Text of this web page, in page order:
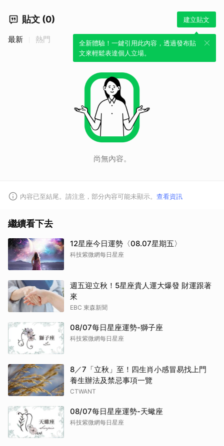
貼文 (0) 建立貼文
全新體驗！一鍵引用此內容，透過發布貼
文來輕鬆表達個人立場。
最新 熱門
尚無內容。
內容已至結尾。請注意，部分內容可能未顯示。 查看資訊
繼續看下去
12星座今日運勢〈08.07星期五〉
科技紫微網每日星座
週五迎立秋！5星座貴人運大爆發 財運跟著
來
EBC 東森新聞
08/07每日星座運勢-獅子座
科技紫微網每日星座
8／7「立秋」至！四生肖小感冒易找上門
養生辦法及禁忌事項一覽
CTWANT
08/07每日星座運勢-天蠍座
科技紫微網每日星座